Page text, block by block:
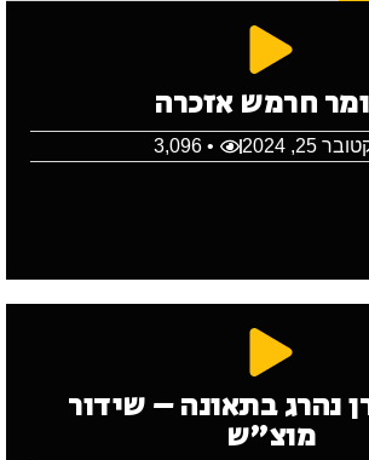
חרמש אזכרה
25, 2024
• 3,096
נהרג בתאונה – שידור
מוצ"ש